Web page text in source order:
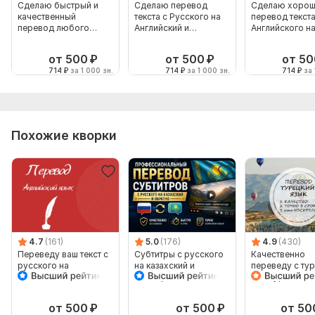
Сделаю быстрый и
качественный
перевод любого
от 500 ₽
714 ₽ за 1 000 зн.
Сделаю перевод
текста с Русского на
Английский и
от 500 ₽
714 ₽ за 1 000 зн.
Сделаю
перевод
Английского на
от
714 ₽ за
Похожие кворки
4.7 (161)
Переведу ваш текст с
русского на
английский
от 500 ₽
5.0 (176)
Субтитры с русского
на казахский и
наоборот
от 500 ₽
4.9 (430)
Качественно
переведу с
и на турецкий
от